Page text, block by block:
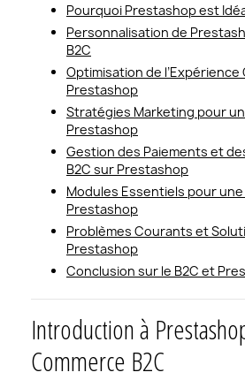
Pourquoi Prestashop est
Personnalisation de
B2C
Optimisation de l’Expérience
Prestashop
Stratégies Marketing pour
Prestashop
Gestion des Paiements et
B2C sur Prestashop
Modules Essentiels pour
Prestashop
Problèmes Courants et
Prestashop
Conclusion sur le B2C et
Introduction à
Commerce B2C